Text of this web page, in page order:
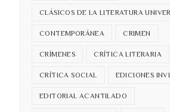
CLÁSICOS DE LA LITERATURA
CONTEMPORÁNEA CRIMEN
CRÍMENES CRÍTICA LITERARIA
CRÍTICA SOCIAL EDICIONES
EDITORIAL ACANTILADO